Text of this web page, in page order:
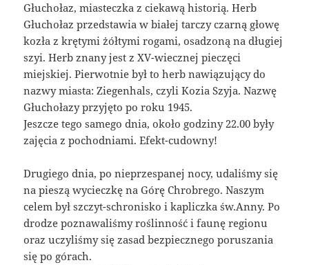
Głuchołaz, miasteczka z ciekawą historią. Herb
Głuchołaz przedstawia w białej tarczy czarną głowę
kozła z krętymi żółtymi rogami, osadzoną na długiej
szyi. Herb znany jest z XV-wiecznej pieczęci
miejskiej. Pierwotnie był to herb nawiązujący do
nazwy miasta: Ziegenhals, czyli Kozia Szyja. Nazwę
Głuchołazy przyjęto po roku 1945.
Jeszcze tego samego dnia, około godziny 22.00 były
zajęcia z pochodniami. Efekt-cudowny!
Drugiego dnia, po nieprzespanej nocy, udaliśmy się
na pieszą wycieczkę na Górę Chrobrego. Naszym
celem był szczyt-schronisko i kapliczka św.Anny. Po
drodze poznawaliśmy roślinność i faunę regionu
oraz uczyliśmy się zasad bezpiecznego poruszania
się po górach.